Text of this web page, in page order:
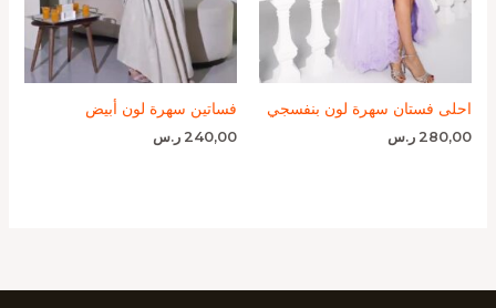
احلى فستان سهرة لون بنفسجي
280,00 ر.س
فساتين سهرة لون أبيض
240,00 ر.س